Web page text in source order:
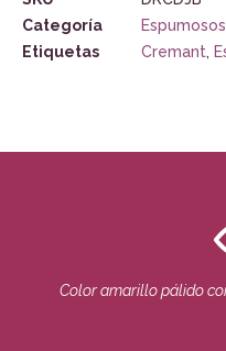
Categoría
Espumosos
Etiquetas
Cremant,
Color amarillo pálido